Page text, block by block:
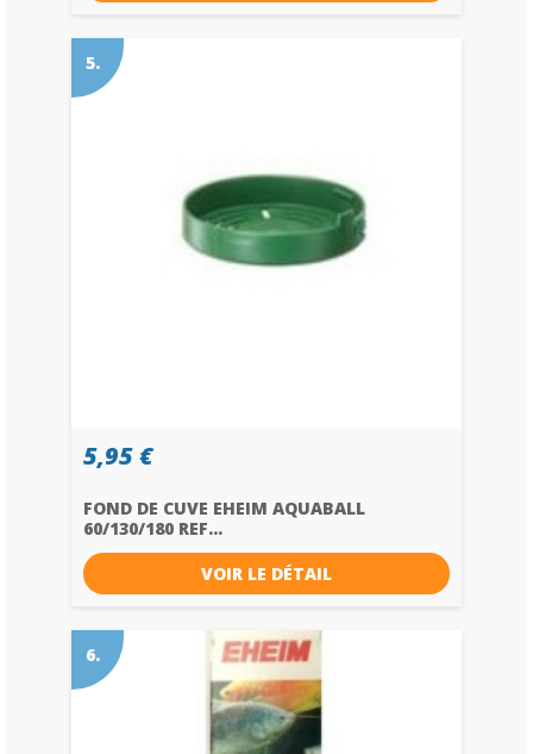
5.
5,95 €
FOND DE CUVE EHEIM AQUABALL
60/130/180 REF...
VOIR LE DÉTAIL
6.